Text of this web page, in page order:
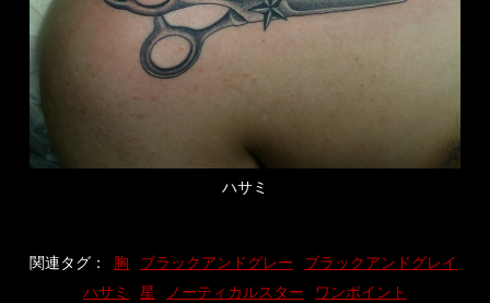
ハサミ
関連タグ： 胸 ブラックアンドグレー
ブラックアンドグレイ
ハサミ
星 ノーティカルスター ワンポイント